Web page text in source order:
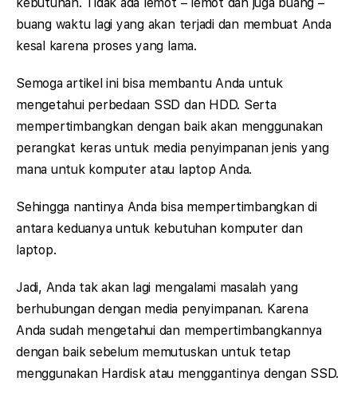
buang waktu lagi yang akan terjadi dan membuat Anda
kesal karena proses yang lama.
Semoga artikel ini bisa membantu Anda untuk
mengetahui perbedaan SSD dan HDD. Serta
mempertimbangkan dengan baik akan menggunakan
perangkat keras untuk media penyimpanan jenis yang
mana untuk komputer atau laptop Anda.
Sehingga nantinya Anda bisa mempertimbangkan di
antara keduanya untuk kebutuhan komputer dan
laptop.
Jadi, Anda tak akan lagi mengalami masalah yang
berhubungan dengan media penyimpanan. Karena
Anda sudah mengetahui dan mempertimbangkannya
dengan baik sebelum memutuskan untuk tetap
menggunakan Hardisk atau menggantinya dengan SSD.